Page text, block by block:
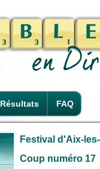
Résultats FAQ
Festival d'Aix-
Coup numéro 17